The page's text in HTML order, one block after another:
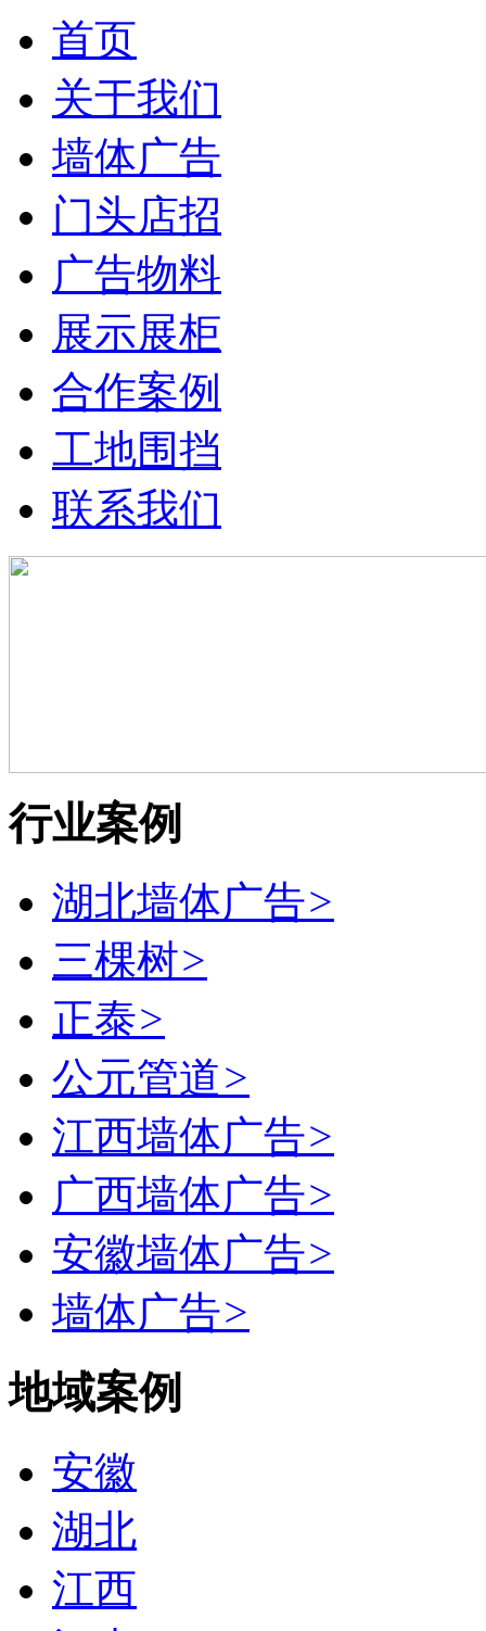
首页
关于我们
墙体广告
门头店招
广告物料
展示展柜
合作案例
工地围挡
联系我们
行业案例
湖北墙体广告>
三棵树>
正泰>
公元管道>
江西墙体广告>
广西墙体广告>
安徽墙体广告>
墙体广告>
地域案例
安徽
湖北
江西